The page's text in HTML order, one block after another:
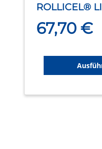
ROLLICEL®
67,70 €
werden